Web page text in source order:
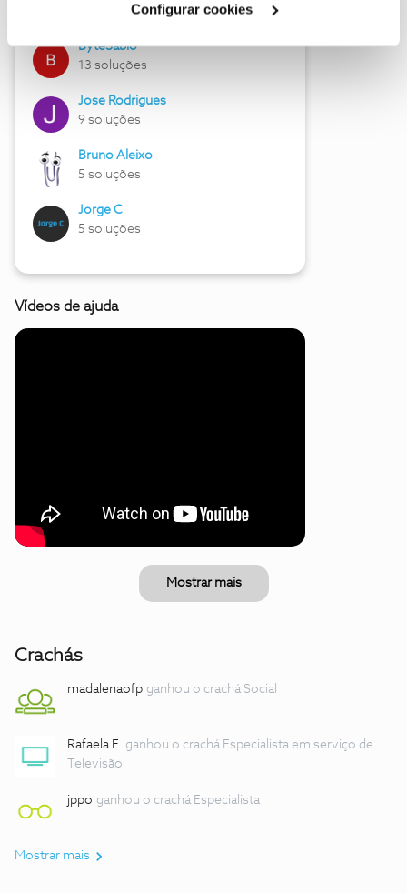
Configurar cookies
17 soluções
ByteSábio
13 soluções
Jose Rodrigues
9 soluções
Bruno Aleixo
5 soluções
Jorge C
5 soluções
Vídeos de ajuda
Mostrar mais
Crachás
madalenaofp ganhou o crachá Social
Rafaela F. ganhou o crachá Especialista em serviço de
Televisão
jppo ganhou o crachá Especialista
Mostrar mais